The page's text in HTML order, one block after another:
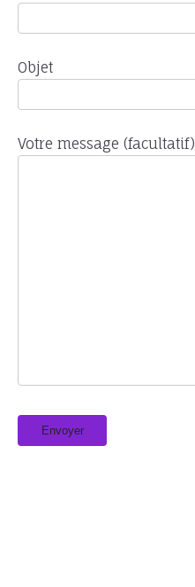
Objet
Votre message (facultatif)